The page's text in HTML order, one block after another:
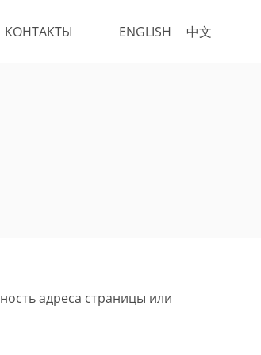
ENGLISH 中文
КОНТАКТЫ
адреса страницы или